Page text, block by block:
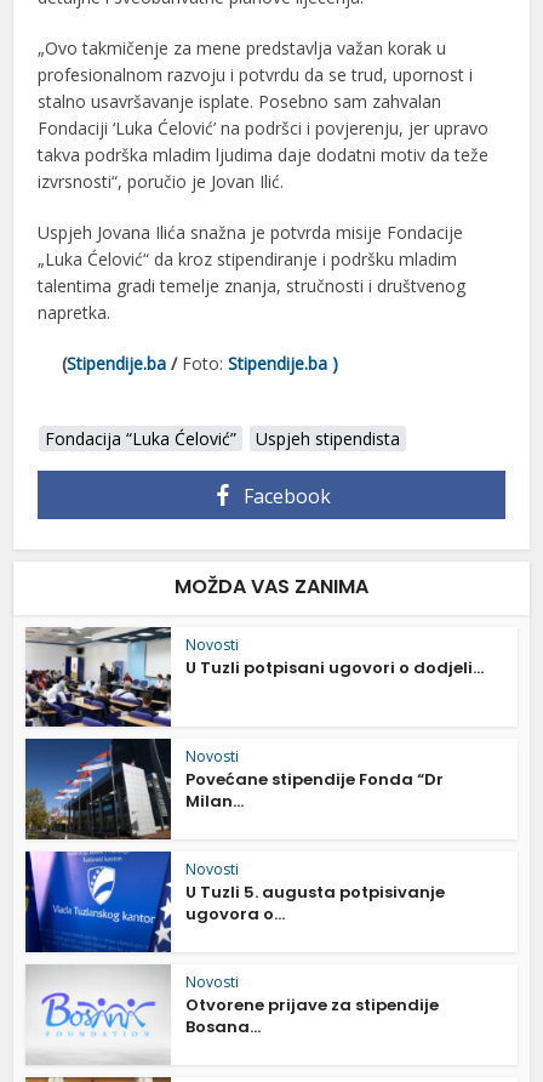
„Ovo takmičenje za mene predstavlja važan korak u
profesionalnom razvoju i potvrdu da se trud, upornost i
stalno usavršavanje isplate. Posebno sam zahvalan
Fondaciji ‘Luka Ćelović’ na podršci i povjerenju, jer upravo
takva podrška mladim ljudima daje dodatni motiv da teže
izvrsnosti“, poručio je Jovan Ilić.
Uspjeh Jovana Ilića snažna je potvrda misije Fondacije
„Luka Ćelović“ da kroz stipendiranje i podršku mladim
talentima gradi temelje znanja, stručnosti i društvenog
napretka.
(Stipendije.ba / Foto:Stipendije.ba )
Fondacija “Luka Ćelović” Uspjeh stipendista
Facebook
MOŽDA VAS ZANIMA
Novosti
U Tuzli potpisani ugovori o dodjeli...
Novosti
Povećane stipendije Fonda “Dr
Milan...
Novosti
U Tuzli 5. augusta potpisivanje
ugovora o...
Novosti
Otvorene prijave za stipendije
Bosana...